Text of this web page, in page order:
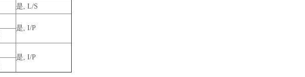
是, L/S
是, I/P
是, I/P